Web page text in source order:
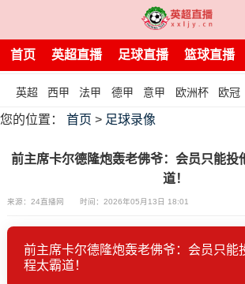
首页 英超直播 足球直播 篮球直播
英超 西甲 法甲 德甲 意甲 欧洲杯 欧冠
您的位置： 首页 > 足球录像
前主席卡尔德隆炮轰老佛爷：会员只能投
道！
来源：24直播网 时间：2026年05月13日 18:01
前主席卡尔德隆炮轰老佛爷：会员只能
程太霸道！